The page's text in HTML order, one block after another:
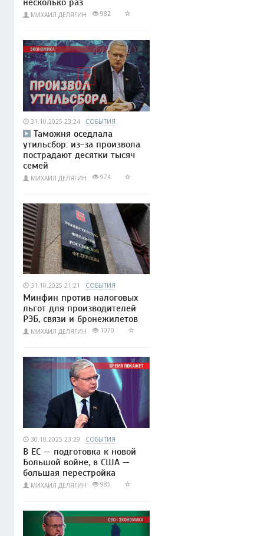
несколько раз
МИХАИЛ ДЕЛЯГИН 982
31.10.2025 23:24 СОБЫТИЯ
Таможня оседлала
утильсбор: из-за произвола
пострадают десятки тысяч
семей
МИХАИЛ ДЕЛЯГИН 974
31.10.2025 21:21 СОБЫТИЯ
Минфин против налоговых
льгот для производителей
РЭБ, связи и бронежилетов
МИХАИЛ ДЕЛЯГИН 1070
30.10.2025 23:29 СОБЫТИЯ
В ЕС — подготовка к новой
Большой войне, в США —
большая перестройка
МИХАИЛ ДЕЛЯГИН 985